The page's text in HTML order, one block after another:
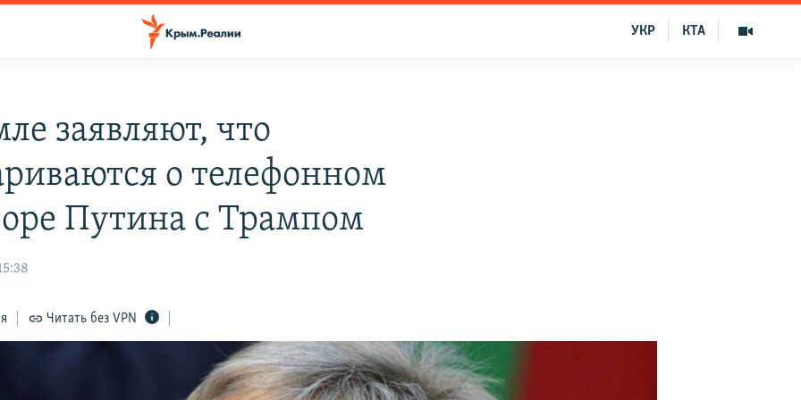
КТА
УКР
заявляют, что
о телефонном
Путина с Трампом
Читать без VPN